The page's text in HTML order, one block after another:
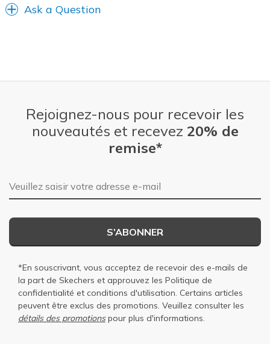
Sizing
Feels true to size
Ask a Question
Rejoignez-nous pour recevoir les
nouveautés et recevez 20% de
remise*
Adresse e-mail
S’ABONNER
*En souscrivant, vous acceptez de recevoir des e-mails de
la part de Skechers et approuvez les Politique de
confidentialité et conditions d'utilisation. Certains articles
peuvent être exclus des promotions. Veuillez consulter les
détails des promotionspour plus d'informations.